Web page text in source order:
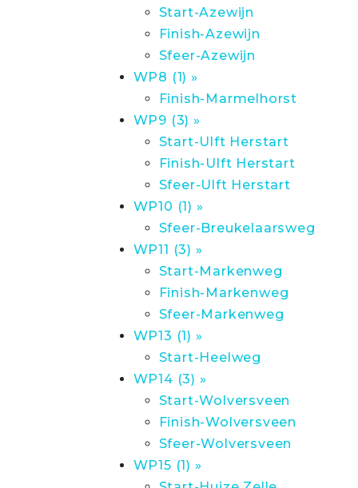
Start-Azewijn
Finish-Azewijn
Sfeer-Azewijn
WP8 (1) »
Finish-Marmelhorst
WP9 (3) »
Start-Ulft Herstart
Finish-Ulft Herstart
Sfeer-Ulft Herstart
WP10 (1) »
Sfeer-Breukelaarsweg
WP11 (3) »
Start-Markenweg
Finish-Markenweg
Sfeer-Markenweg
WP13 (1) »
Start-Heelweg
WP14 (3) »
Start-Wolversveen
Finish-Wolversveen
Sfeer-Wolversveen
WP15 (1) »